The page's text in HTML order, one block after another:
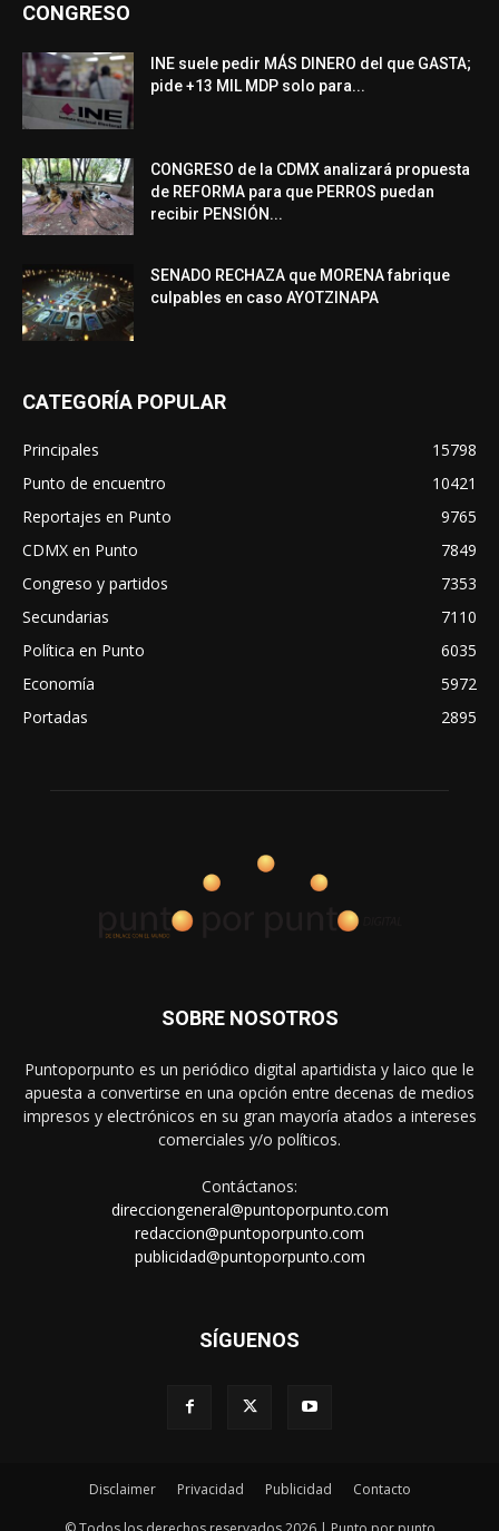
CONGRESO
INE suele pedir MÁS DINERO del que GASTA;
pide +13 MIL MDP solo para...
CONGRESO de la CDMX analizará propuesta
de REFORMA para que PERROS puedan
recibir PENSIÓN...
SENADO RECHAZA que MORENA fabrique
culpables en caso AYOTZINAPA
CATEGORÍA POPULAR
Principales
15798
Punto de encuentro
10421
Reportajes en Punto
9765
CDMX en Punto
7849
Congreso y partidos
7353
Secundarias
7110
Política en Punto
6035
Economía
5972
Portadas
2895
SOBRE NOSOTROS
Puntoporpunto es un periódico digital apartidista y laico que le
apuesta a convertirse en una opción entre decenas de medios
impresos y electrónicos en su gran mayoría atados a intereses
comerciales y/o políticos.
Contáctanos:
direcciongeneral@puntoporpunto.com
redaccion@puntoporpunto.com
publicidad@puntoporpunto.com
SÍGUENOS
Disclaimer Privacidad Publicidad Contacto